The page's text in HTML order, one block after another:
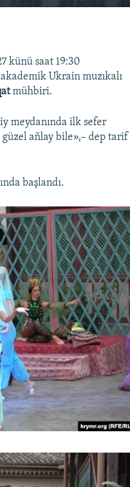
künü saat 19:30
Ukrain muzıkalı
mühbiri.
meydanında ilk sefer
añlay bile»,– dep tarif
başlandı.